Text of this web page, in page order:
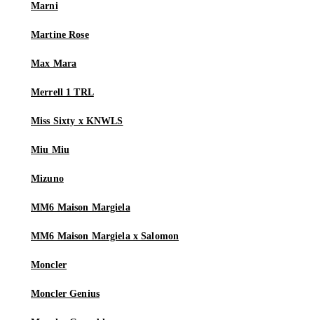
Marni
Martine Rose
Max Mara
Merrell 1 TRL
Miss Sixty x KNWLS
Miu Miu
Mizuno
MM6 Maison Margiela
MM6 Maison Margiela x Salomon
Moncler
Moncler Genius